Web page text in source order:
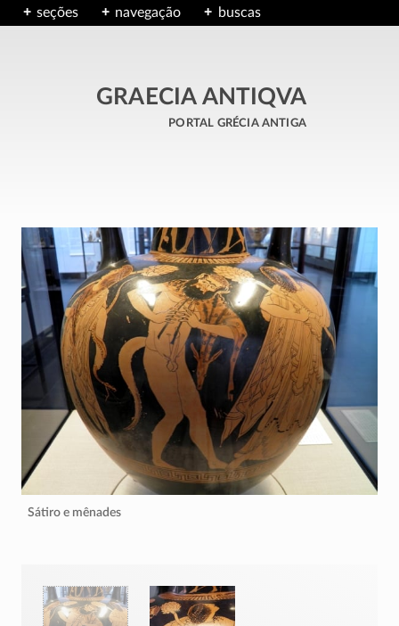
seções navegação buscas
GRAECIA ANTIQVA
portal grécia antiga
Sátiro e mênades